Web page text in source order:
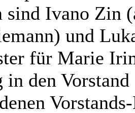
sind Ivano Zin
und
für Marie
den